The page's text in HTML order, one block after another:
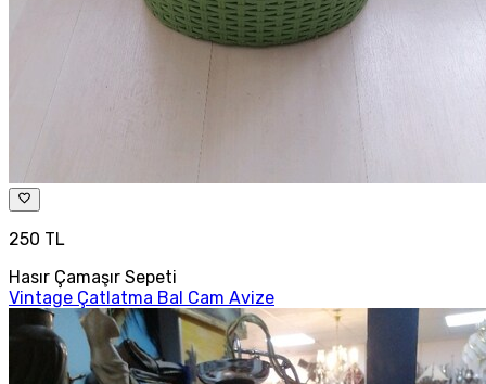
250 TL
Hasır Çamaşır Sepeti
Vintage Çatlatma Bal Cam Avize